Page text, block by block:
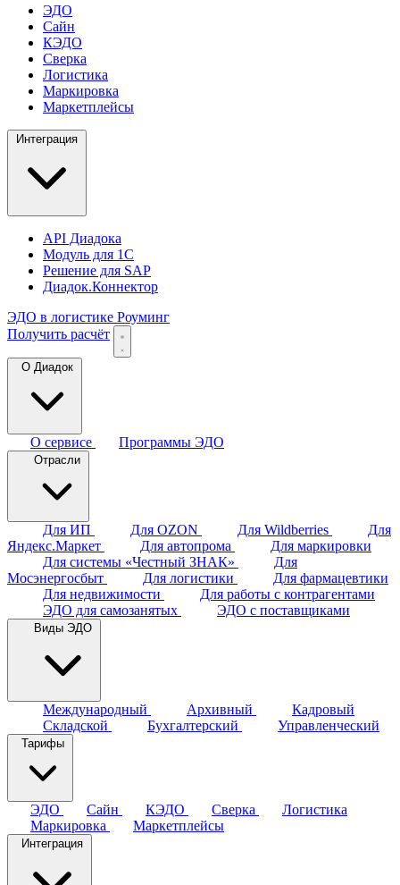
ЭДО
Сайн
КЭДО
Сверка
Логистика
Маркировка
Маркетплейсы
Интеграция
API Диадока
Модуль для 1С
Решение для SAP
Диадок.Коннектор
ЭДО в логистике Роуминг
Получить расчёт
О Диадок
О сервисе Программы ЭДО
Отрасли
Для ИП Для OZON Для Wildberries
Для
Яндекс.Маркет
Для автопрома
Для маркировки
Для системы «Честный ЗНАК»
Для
Мосэнергосбыт
Для логистики
Для фармацевтики
Для недвижимости
Для работы с контрагентами
ЭДО для самозанятых
ЭДО с поставщиками
Виды ЭДО
Международный Архивный
Кадровый
Складской
Бухгалтерский Управленческий
Тарифы
ЭДО Сайн КЭДО Сверка
Логистика
Маркировка
Маркетплейсы
Интеграция